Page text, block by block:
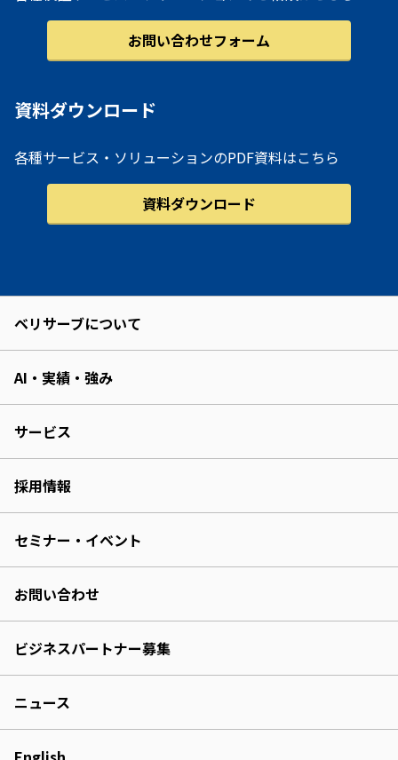
お問い合わせフォーム
資料ダウンロード
各種サービス・ソリューションのPDF資料はこちら
資料ダウンロード
ベリサーブについて
AI・実績・強み
サービス
採用情報
セミナー・イベント
お問い合わせ
ビジネスパートナー募集
ニュース